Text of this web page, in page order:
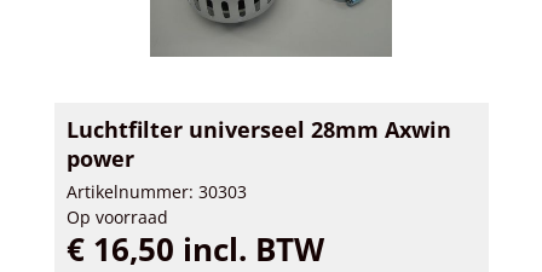
Luchtfilter universeel 28mm Axwin
power
Artikelnummer: 30303
Op voorraad
€ 16,50 incl. BTW